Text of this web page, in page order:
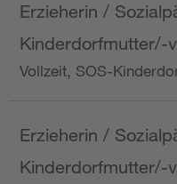
Erzieherin /
Kinderdorfmutter/-
Vollzeit, SOS-
Erzieherin /
Kinderdorfmutter/-